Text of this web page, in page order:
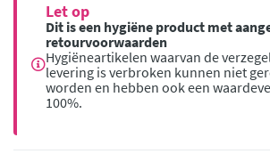
Let op
Dit is een hygiëne product met
retourvoorwaarden
Hygiëneartikelen waarvan de
levering is verbroken kunnen niet
worden en hebben ook een
100%.